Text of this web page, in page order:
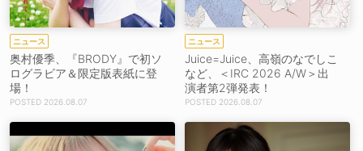
ニュース
奥村優季、『BRODY』で初ソ
ログラビア＆限定版表紙に登
場！
2026.08.07
ニュース
Juice=Juice、高嶺のなでしこ
など、＜IRC 2026 A/W＞出
演者第2弾発表！
2026.08.07